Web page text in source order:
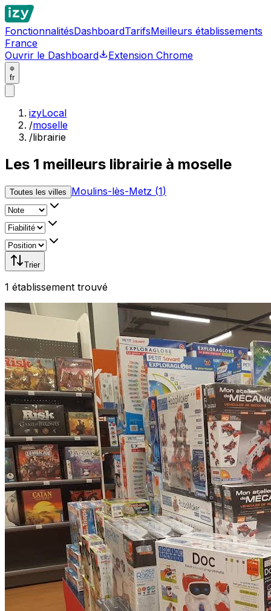
FonctionnalitésDashboardTarifsMeilleurs établissements
France
Ouvrir le Dashboard
Extension Chrome
fr
izyLocal
/moselle
/librairie
Les 1 meilleurs librairie à moselle
Toutes les villes Moulins-lès-Metz (1)
Trier
1 établissement trouvé